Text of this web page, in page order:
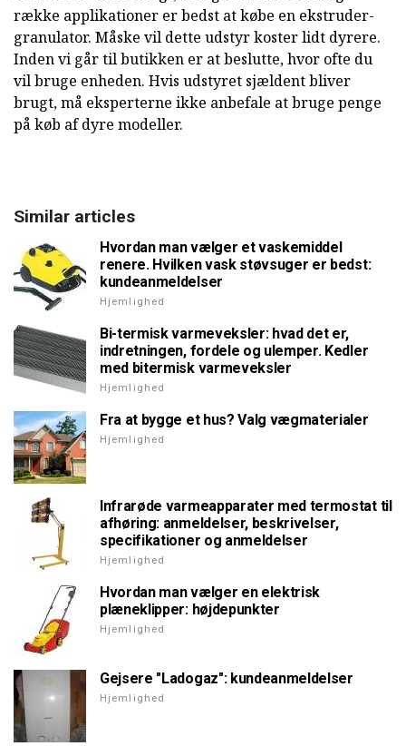
række applikationer er bedst at købe en ekstruder-
granulator. Måske vil dette udstyr koster lidt dyrere.
Inden vi går til butikken er at beslutte, hvor ofte du
vil bruge enheden. Hvis udstyret sjældent bliver
brugt, må eksperterne ikke anbefale at bruge penge
på køb af dyre modeller.
Similar articles
Hvordan man vælger et vaskemiddel
renere. Hvilken vask støvsuger er bedst:
kundeanmeldelser
Hjemlighed
Bi-termisk varmeveksler: hvad det er,
indretningen, fordele og ulemper. Kedler
med bitermisk varmeveksler
Hjemlighed
Fra at bygge et hus? Valg vægmaterialer
Hjemlighed
Infrarøde varmeapparater med termostat til
afhøring: anmeldelser, beskrivelser,
specifikationer og anmeldelser
Hjemlighed
Hvordan man vælger en elektrisk
plæneklipper: højdepunkter
Hjemlighed
Gejsere "Ladogaz": kundeanmeldelser
Hjemlighed